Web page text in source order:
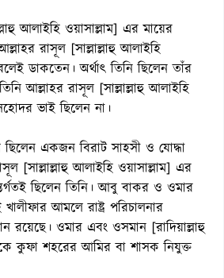
আলাইহি ওয়াসাল্লাম] এর মায়ের
রাসূল [সাল্লাল্লাহু আলাইহি
ডাকতেন। অর্থাৎ তিনি ছিলেন তাঁর
আল্লাহর রাসূল [সাল্লাল্লাহু আলাইহি
ভাই ছিলেন না।
ছিলেন একজন বিরাট সাহসী ও যোদ্ধা
[সাল্লাল্লাহু আলাইহি ওয়াসাল্লাম] এর
ছিলেন তিনি। আবু বাকর ও ওমার
আমলে রাষ্ট্র পরিচালনার
রয়েছে। ওমার এবং ওসমান [রাদিয়াল্লাহু
কুফা শহরের আমির বা শাসক নিযুক্ত